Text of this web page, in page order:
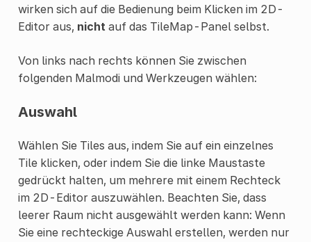
wirken sich auf die Bedienung beim Klicken im 2D-
Editor aus, nichtauf das TileMap-Panel selbst.
Von links nach rechts können Sie zwischen
folgenden Malmodi und Werkzeugen wählen:
Auswahl
Wählen Sie Tiles aus, indem Sie auf ein einzelnes
Tile klicken, oder indem Sie die linke Maustaste
gedrückt halten, um mehrere mit einem Rechteck
im 2D-Editor auszuwählen. Beachten Sie, dass
leerer Raum nicht ausgewählt werden kann: Wenn
Sie eine rechteckige Auswahl erstellen, werden nur